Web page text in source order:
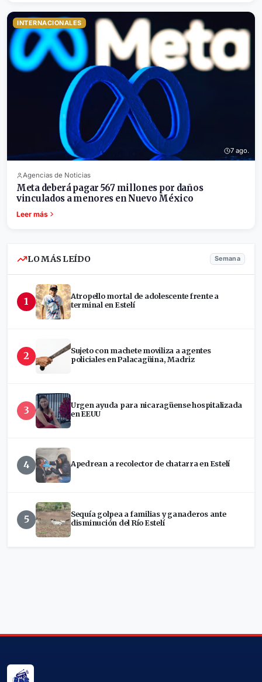
INTERNACIONALES
7 ago.
Agencias de Noticias
Meta deberá pagar 567 millones por daños
vinculados a menores en Nuevo México
Leer más
LO MÁS LEÍDO Semana
1
Atropello mortal de adolescente frente a
terminal en Estelí
2
Sujeto con machete moviliza a agentes
policiales en Palacagüina, Madriz
3
Urgen ayuda para nicaragüense hospitalizada
en EEUU
4 Apedrean a recolector de chatarra en Estelí
5
Sequía golpea a familias y ganaderos ante
disminución del Río Estelí